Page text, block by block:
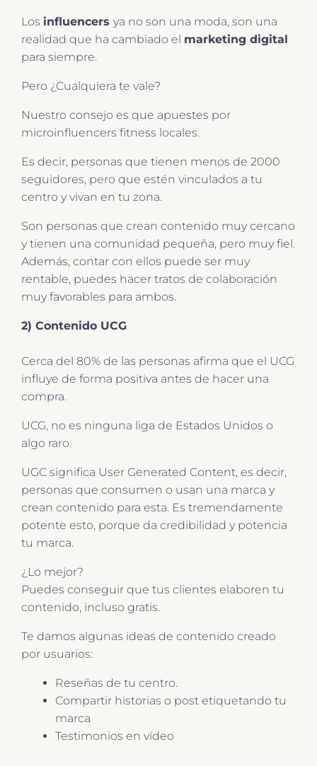
Los influencers ya no son una moda, son una
realidad que ha cambiado el marketing digital
para siempre.
Pero ¿Cualquiera te vale?
Nuestro consejo es que apuestes por
microinfluencers fitness locales.
Es decir, personas que tienen menos de 2000
seguidores, pero que estén vinculados a tu
centro y vivan en tu zona.
Son personas que crean contenido muy cercano
y tienen una comunidad pequeña, pero muy fiel.
Además, contar con ellos puede ser muy
rentable, puedes hacer tratos de colaboración
muy favorables para ambos.
2) Contenido UCG
Cerca del 80% de las personas afirma que el UCG
influye de forma positiva antes de hacer una
compra.
UCG, no es ninguna liga de Estados Unidos o
algo raro.
UGC significa User Generated Content, es decir,
personas que consumen o usan una marca y
crean contenido para esta. Es tremendamente
potente esto, porque da credibilidad y potencia
tu marca.
¿Lo mejor?
Puedes conseguir que tus clientes elaboren tu
contenido, incluso gratis.
Te damos algunas ideas de contenido creado
por usuarios:
Reseñas de tu centro.
Compartir historias o post etiquetando tu
marca
Testimonios en vídeo